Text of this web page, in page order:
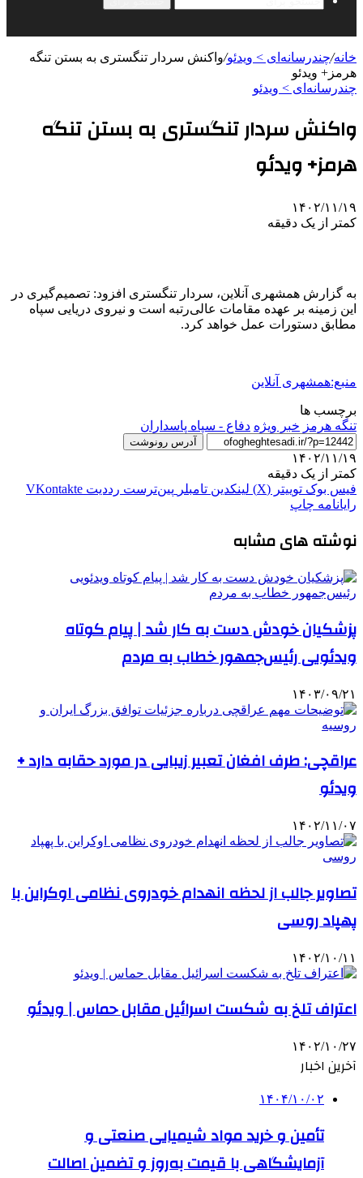
خانه/چندرسانه‌ای > ویدئو/واکنش سردار تنگستری به بستن تنگه
هرمز+ ویدئو
چندرسانه‌ای > ویدئو
واکنش سردار تنگستری به بستن تنگه
هرمز+ ویدئو
۱۴۰۲/۱۱/۱۹
کمتر از یک دقیقه
به گزارش همشهری آنلاین، سردار تنگستری افزود: تصمیم‌گیری در
این زمینه بر عهده مقامات عالی‌رتبه است و نیروی دریایی سپاه
مطابق دستورات عمل خواهد کرد.
منبع:همشهری آنلاین
برچسب ها
تنگه هرمز خبر ویژه دفاع - سپاه پاسداران
آدرس رونوشت
۱۴۰۲/۱۱/۱۹
کمتر از یک دقیقه
فیس بوک توییتر (X) لینکدین ‫تامبلر ‫پین‌ترست ‫رددیت ‫VKontakte
رایانامه چاپ
نوشته های مشابه
پزشکیان خودش دست به کار شد | پیام کوتاه
ویدئویی رئیس‌جمهور خطاب به مردم
۱۴۰۳/۰۹/۲۱
عراقچی: طرف افغان تعبیر زیبایی در مورد حقابه دارد +
ویدئو
۱۴۰۲/۱۱/۰۷
تصاویر جالب از لحظه انهدام خودروی نظامی اوکراین با
پهپاد روسی
۱۴۰۲/۱۰/۱۱
اعتراف تلخ به شکست اسرائیل مقابل حماس | ویدئو
۱۴۰۲/۱۰/۲۷
آخرین اخبار
۱۴۰۴/۱۰/۰۲
تأمین و خرید مواد شیمیایی صنعتی و
آزمایشگاهی با قیمت به‌روز و تضمین اصالت